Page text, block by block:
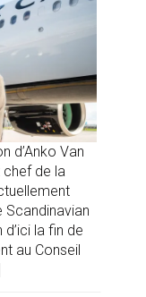
d’Anko Van
de la
la fin de
au Conseil